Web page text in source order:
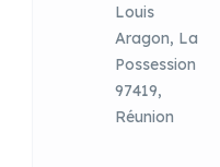
Louis
Aragon, La
Possession
97419,
Réunion